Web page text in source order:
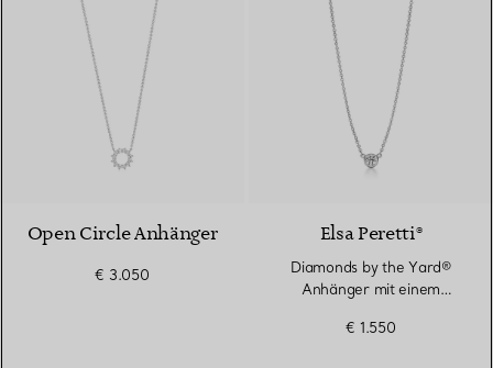
2 Materialien
Open Circle Anhänger
€ 3.050
Elsa Peretti®
Diamonds by the Yard®
Anhänger mit einem
€ 1.550